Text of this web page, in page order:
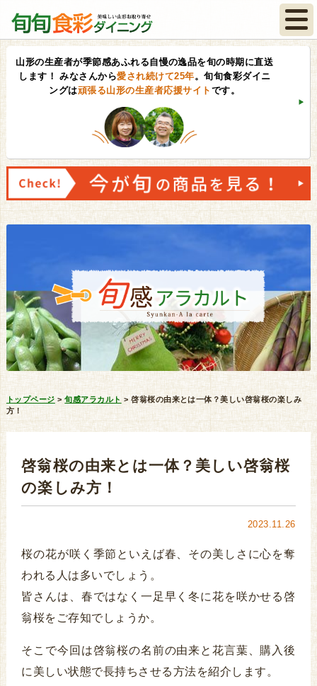
山形の生産者が季節感あふれる自慢の逸品を旬の時期に直送
します！ みなさんから愛され続けて25年。旬旬食彩ダイニ
ングは頑張る山形の生産者応援サイト です。
トップページ >旬感アラカルト >啓翁桜の由来とは一体？美しい啓翁桜の楽しみ
方！
啓翁桜の由来とは一体？美しい啓翁桜
の楽しみ方！
2023.11.26
桜の花が咲く季節といえば春、その美しさに心を奪
われる人は多いでしょう。
皆さんは、春ではなく一足早く冬に花を咲かせる啓
翁桜をご存知でしょうか。
そこで今回は啓翁桜の名前の由来と花言葉、購入後
に美しい状態で長持ちさせる方法を紹介します。